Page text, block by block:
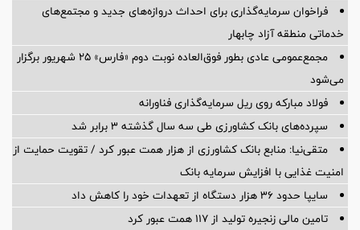
فراخوان سرمایه‌گذاری برای احداث دروازه‌های جدید و مجتمع‌های
خدماتی منطقه آزاد چابهار
مجمع‌عمومی عادی بطور فوق‌العاده نوبت دوم «فارس» ۲۵ شهریور برگزار
می‌شود
فولاد مبارکه روی ریل سرمایه‌گذاری فناورانه
سپرده‌های بانک کشاورزی طی سه سال گذشته ۳ برابر شد
متقی‌نیا: منابع بانک کشاورزی از هزار همت عبور کرد / تقویت حمایت از
امنیت غذایی با افزایش سرمایه بانک
سایپا حدود ۳۶ هزار دستگاه از تعهدات خود را کاهش داد
تامین مالی زنجیره تولید از 117 همت عبور کرد